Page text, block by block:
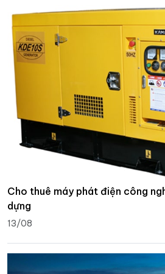
Cho thuê máy phát điện công
dựng
13/08